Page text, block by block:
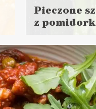
Pieczone
z
więcej
Czas
DANIA